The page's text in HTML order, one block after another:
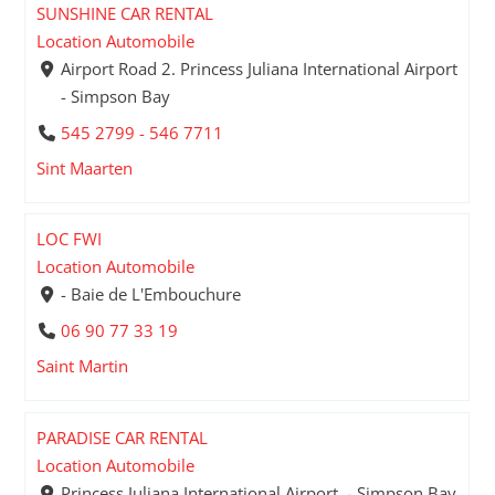
SUNSHINE CAR RENTAL
Location Automobile
Airport Road 2. Princess Juliana International Airport
- Simpson Bay
545 2799 - 546 7711
Sint Maarten
LOC FWI
Location Automobile
- Baie de L'Embouchure
06 90 77 33 19
Saint Martin
PARADISE CAR RENTAL
Location Automobile